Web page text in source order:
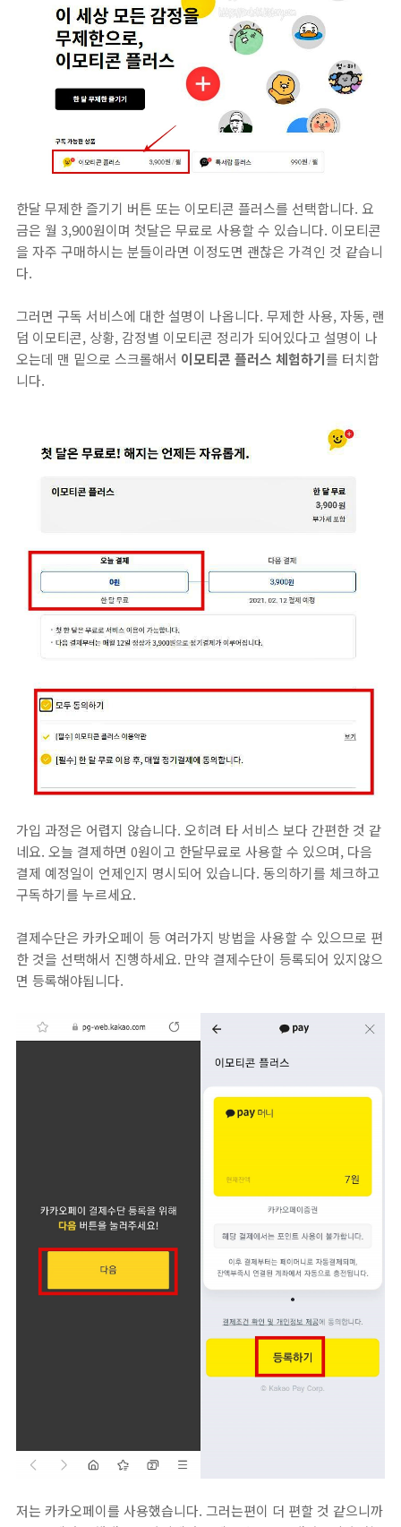
한달 무제한 즐기기 버튼 또는 이모티콘 플러스를 선택합니다. 요
금은 월 3,900원이며 첫달은 무료로 사용할 수 있습니다. 이모티콘
을 자주 구매하시는 분들이라면 이정도면 괜찮은 가격인 것 같습니
다.
그러면 구독 서비스에 대한 설명이 나옵니다. 무제한 사용, 자동, 랜
덤 이모티콘, 상황, 감정별 이모티콘 정리가 되어있다고 설명이 나
오는데 맨 밑으로 스크롤해서 이모티콘 플러스 체험하기를 터치합
니다.
가입 과정은 어렵지 않습니다. 오히려 타 서비스 보다 간편한 것 같
네요. 오늘 결제하면 0원이고 한달무료로 사용할 수 있으며, 다음
결제 예정일이 언제인지 명시되어 있습니다. 동의하기를 체크하고
구독하기를 누르세요.
결제수단은 카카오페이 등 여러가지 방법을 사용할 수 있으므로 편
한 것을 선택해서 진행하세요. 만약 결제수단이 등록되어 있지않으
면 등록해야됩니다.
저는 카카오페이를 사용했습니다. 그러는편이 더 편할 것 같으니까